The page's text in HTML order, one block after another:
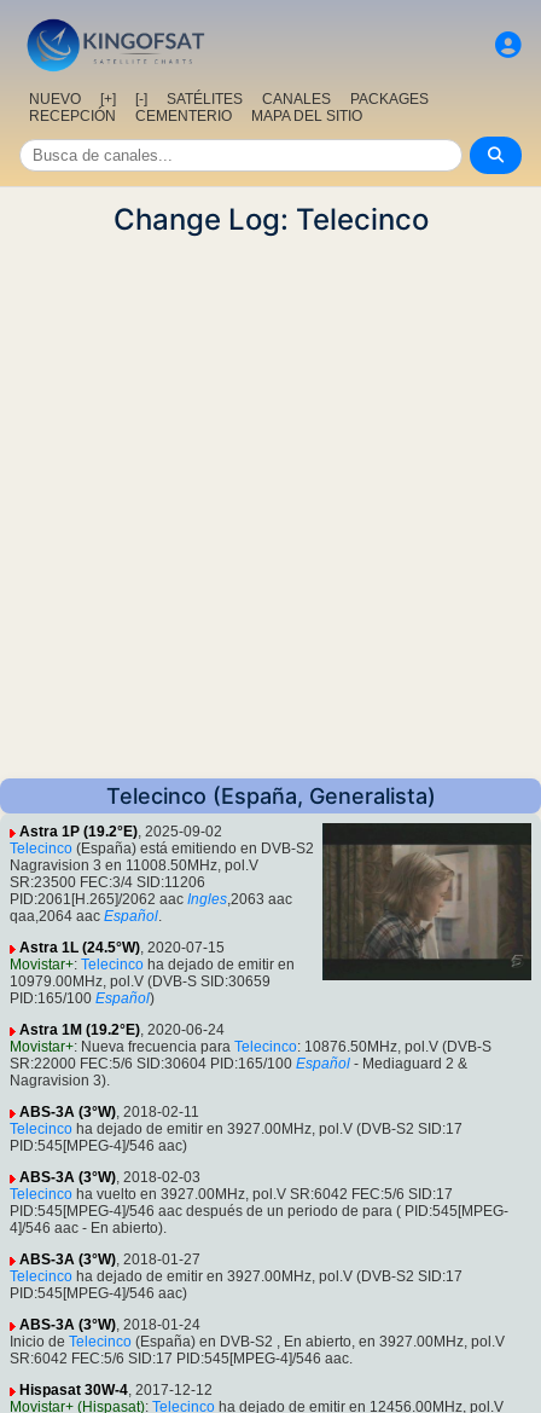
NUEVO [+] [-] SATÉLITES CANALES
PACKAGES
RECEPCIÓN
CEMENTERIO MAPA DEL SITIO
Change Log: Telecinco
Telecinco (España, Generalista)
Astra 1P (19.2°E), 2025-09-02
Telecinco (España) está emitiendo en DVB-S2
Nagravision 3 en 11008.50MHz, pol.V
SR:23500 FEC:3/4 SID:11206
PID:2061[H.265]/2062 aac Ingles,2063 aac
qaa,2064 aac Español.
Astra 1L (24.5°W), 2020-07-15
Movistar+: Telecinco ha dejado de emitir en
10979.00MHz, pol.V (DVB-S SID:30659
PID:165/100 Español)
Astra 1M (19.2°E), 2020-06-24
Movistar+: Nueva frecuencia para Telecinco: 10876.50MHz, pol.V (DVB-S
SR:22000 FEC:5/6 SID:30604 PID:165/100 Español - Mediaguard 2 &
Nagravision 3).
ABS-3A (3°W), 2018-02-11
Telecinco ha dejado de emitir en 3927.00MHz, pol.V (DVB-S2 SID:17
PID:545[MPEG-4]/546 aac)
ABS-3A (3°W), 2018-02-03
Telecinco ha vuelto en 3927.00MHz, pol.V SR:6042 FEC:5/6 SID:17
PID:545[MPEG-4]/546 aac después de un periodo de para ( PID:545[MPEG-
4]/546 aac - En abierto).
ABS-3A (3°W), 2018-01-27
Telecinco ha dejado de emitir en 3927.00MHz, pol.V (DVB-S2 SID:17
PID:545[MPEG-4]/546 aac)
ABS-3A (3°W), 2018-01-24
Inicio de Telecinco (España) en DVB-S2 , En abierto, en 3927.00MHz, pol.V
SR:6042 FEC:5/6 SID:17 PID:545[MPEG-4]/546 aac.
Hispasat 30W-4, 2017-12-12
Movistar+ (Hispasat): Telecinco ha dejado de emitir en 12456.00MHz, pol.V